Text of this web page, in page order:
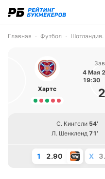
Главная Футбол
Хартс
4 Мая
19:30
2
С. Кингсли 54’
Л. Шенкленд 71’
1 2.90 X